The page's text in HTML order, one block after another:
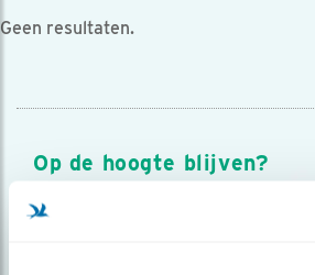
Geen resultaten.
Op de hoogte blijven?
Meld je aan en ontvang nieuws,
over vogels en activiteiten van